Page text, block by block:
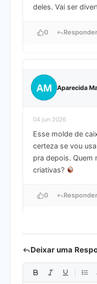
deles. Vai ser
0 Responder
AM Aparecida
04 jun 2026
Esse molde de
certeza se vou
pra depois. Quem
criativas?
0 Responder
Deixar uma